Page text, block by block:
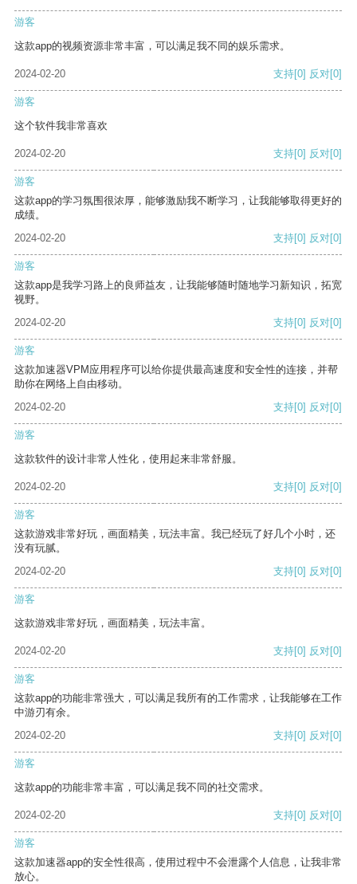
游客
这款app的视频资源非常丰富，可以满足我不同的娱乐需求。
2024-02-20 支持[0] 反对[0]
游客
这个软件我非常喜欢
2024-02-20 支持[0] 反对[0]
游客
这款app的学习氛围很浓厚，能够激励我不断学习，让我能够取得更好的
成绩。
2024-02-20
支持[0] 反对[0]
游客
这款app是我学习路上的良师益友，让我能够随时随地学习新知识，拓宽
视野。
2024-02-20
支持[0] 反对[0]
游客
这款加速器VPM应用程序可以给你提供最高速度和安全性的连接，并帮
助你在网络上自由移动。
2024-02-20
支持[0] 反对[0]
游客
这款软件的设计非常人性化，使用起来非常舒服。
2024-02-20 支持[0] 反对[0]
游客
这款游戏非常好玩，画面精美，玩法丰富。我已经玩了好几个小时，还
没有玩腻。
2024-02-20
支持[0] 反对[0]
游客
这款游戏非常好玩，画面精美，玩法丰富。
2024-02-20 支持[0] 反对[0]
游客
这款app的功能非常强大，可以满足我所有的工作需求，让我能够在工作
中游刃有余。
2024-02-20
支持[0] 反对[0]
游客
这款app的功能非常丰富，可以满足我不同的社交需求。
2024-02-20 支持[0] 反对[0]
游客
这款加速器app的安全性很高，使用过程中不会泄露个人信息，让我非常
放心。